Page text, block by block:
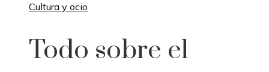
Cultura y ocio
Todo sobre el